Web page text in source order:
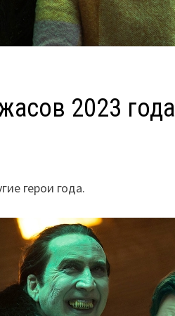
2023 года
герои года.